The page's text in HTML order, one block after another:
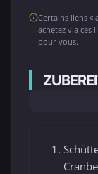
Certains liens «
achetez via ces
pour vous.